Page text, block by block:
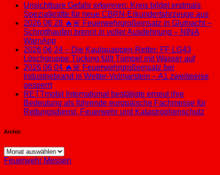
Unsichtbare Gefahr erkennen: Kreis bildet erstmals
Spezialkräfte für neue CBRN-Erkunderfahrzeuge aus
2026 06 28 🔥🚨 Feuerwehrgroßeinsatz in Glutnacht –
Schrotthaufen brennt in voller Ausdehnung – NINA
WarnApp
2026 06 24 – Die Kaulquappen-Retter: FF LG43
Löschgruppe Tücking füllt Tümpel mit Wasser auf
2026 06 04 🔥🚨 Feuerwehrgroßeinsatz bei
Industriebrand in Wetter-Volmarstein – A1 zweitweise
gesperrt
RETTmobil International bestätigte erneut ihre
Bedeutung als führende europäische Fachmesse für
Rettungsdienst, Feuerwehr und Katastrophenschutz
Archiv
Archiv
Feuerwehr Messen